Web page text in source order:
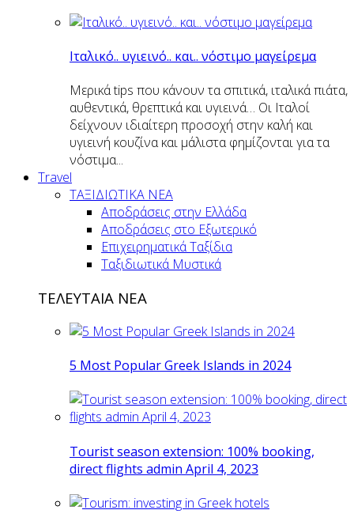
Ιταλικό.. υγιεινό.. και.. νόστιμο μαγείρεμα
Μερικά tips που κάνουν τα σπιτικά, ιταλικά πιάτα,
αυθεντικά, θρεπτικά και υγιεινά… Οι Ιταλοί
δείχνουν ιδιαίτερη προσοχή στην καλή και
υγιεινή κουζίνα και μάλιστα φημίζονται για τα
νόστιμα...
Travel
ΤΑΞΙΔΙΩΤΙΚΑ ΝΕΑ
Αποδράσεις στην Ελλάδα
Αποδράσεις στο Εξωτερικό
Επιχειρηματικά Ταξίδια
Ταξιδιωτικά Μυστικά
ΤΕΛΕΥΤΑΙΑ ΝΕΑ
5 Most Popular Greek Islands in 2024
Tourist season extension: 100% booking,
direct flights admin April 4, 2023